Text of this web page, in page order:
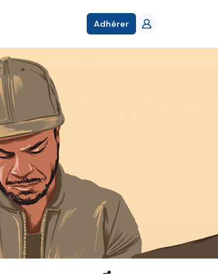
Adhérer